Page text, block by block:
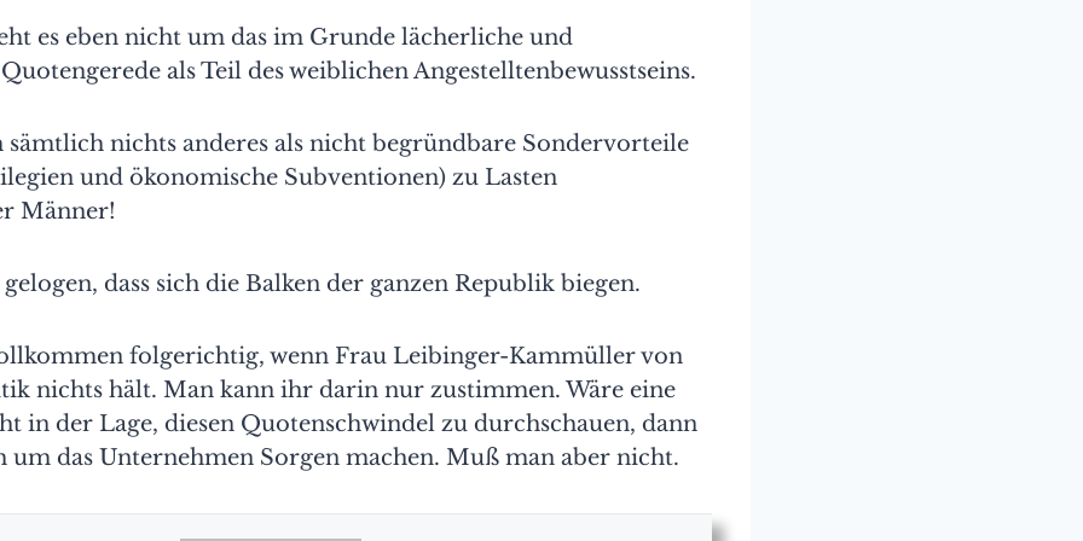
es eben nicht um das im Grunde lächerliche und
als Teil des weiblichen Angestelltenbewusstseins.
sämtlich nichts anderes als nicht begründbare Sondervorteile
und ökonomische Subventionen) zu Lasten
Männer!
dass sich die Balken der ganzen Republik biegen.
folgerichtig, wenn Frau Leibinger-Kammüller von
nichts hält. Man kann ihr darin nur zustimmen. Wäre eine
in der Lage, diesen Quotenschwindel zu durchschauen, dann
um das Unternehmen Sorgen machen. Muß man aber nicht.